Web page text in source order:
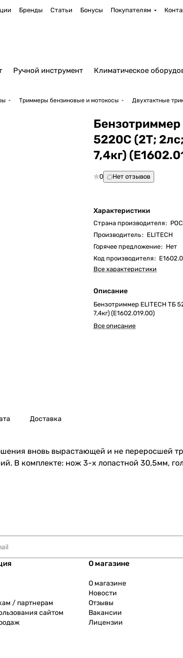
Бренды Статьи Бонусы Покупателям
Ручной инструмент Климатическое
Триммеры бензиновые и мотокосы Двухтактные
Бензотриммер
5220С (2Т;
7,4кг)
0 Нет отзывов
Характеристики
Страна производителя:
Производитель: ELITECH
Горячее предложение: Нет
Код производителя:
Все характеристики
Описание
Бензотриммер ELITECH ТБ
7,4кг) (E1602.019.00)
Все описание
Доставка
вновь вырастающей и не переросшей
В комплекте: нож 3-х лопастной 30,5мм,
/ партнерам
сайтом
О магазине
О магазине
Новости
Отзывы
Вакансии
Лицензии